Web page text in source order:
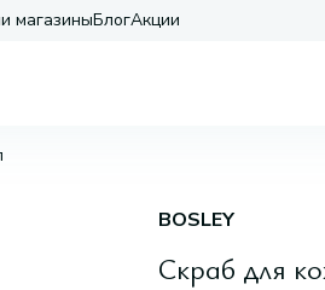
магазиныБлогАкции
BOSLEY
Скраб для